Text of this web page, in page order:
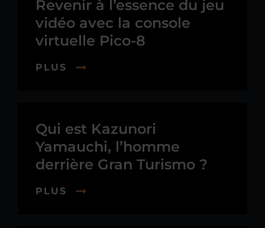
Revenir à l’essence du jeu
vidéo avec la console
virtuelle Pico-8
PLUS
Qui est Kazunori
Yamauchi, l’homme
derrière Gran Turismo ?
PLUS